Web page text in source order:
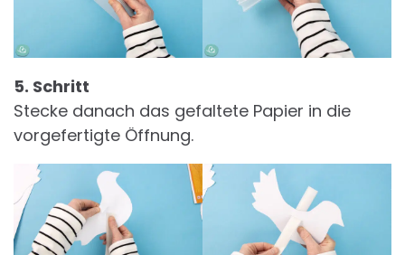
5. Schritt
Stecke danach das gefaltete Papier in die
vorgefertigte Öffnung.